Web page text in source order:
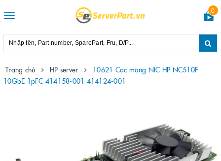
Toggle
0
Trang chủ HP server
10621 Cạc mạng NIC HP NC510F
10GbE 1pFC 414158-001 414124-001